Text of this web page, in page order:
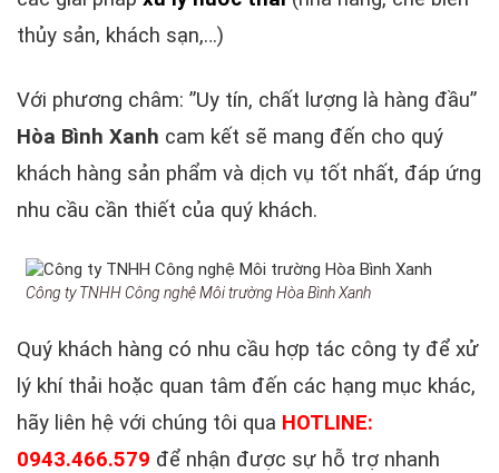
thủy sản, khách sạn,…)
Với phương châm: ”Uy tín, chất lượng là hàng đầu”
Hòa Bình Xanh cam kết sẽ mang đến cho quý
khách hàng sản phẩm và dịch vụ tốt nhất, đáp ứng
nhu cầu cần thiết của quý khách.
Công ty TNHH Công nghệ Môi trường Hòa Bình Xanh
Quý khách hàng có nhu cầu hợp tác công ty để xử
lý khí thải hoặc quan tâm đến các hạng mục khác,
hãy liên hệ với chúng tôi qua HOTLINE:
0943.466.579 để nhận được sự hỗ trợ nhanh